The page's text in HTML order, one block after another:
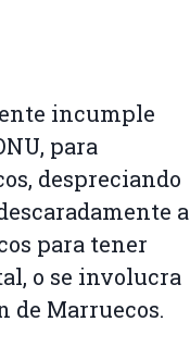
incumple
para
despreciando
a
para tener
o se involucra
de Marruecos.